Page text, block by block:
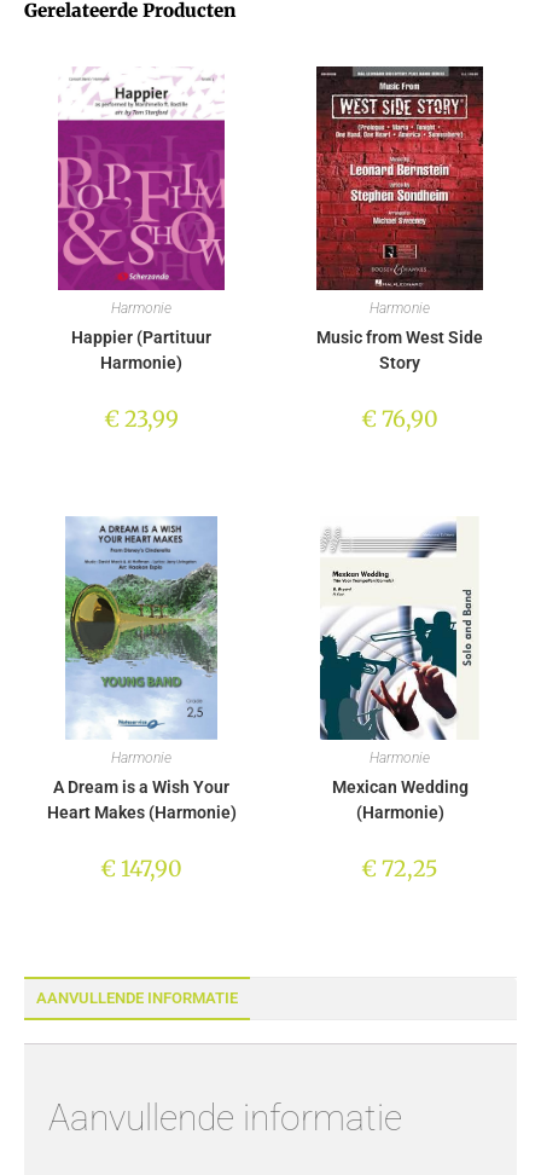
AANVULLENDE INFORMATIE
Aanvullende informatie
Gerelateerde Producten
Harmonie
Happier (Partituur
Harmonie)
€23,99
Harmonie
Music from West Side
Story
€76,90
Harmonie
A Dream is a Wish Your
Heart Makes (Harmonie)
€147,90
Harmonie
Mexican Wedding
(Harmonie)
€72,25